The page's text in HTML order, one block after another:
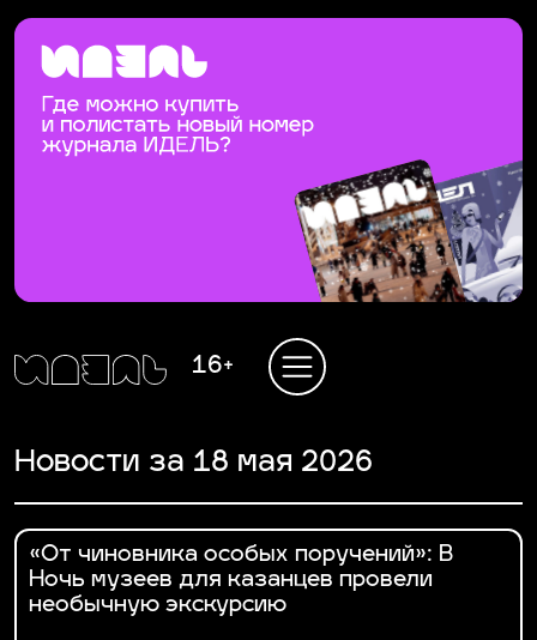
16+
Новости за 18 мая 2026
«От чиновника особых поручений»: В
Ночь музеев для казанцев провели
необычную экскурсию